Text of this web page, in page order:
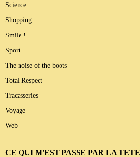
Science
Shopping
Smile !
Sport
The noise of the boots
Total Respect
Tracasseries
Voyage
Web
CE QUI M'EST PASSE PAR LA TETE